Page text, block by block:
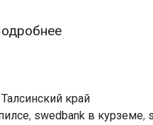
Swedbank
Талсинский край
, swedbank в курземе,